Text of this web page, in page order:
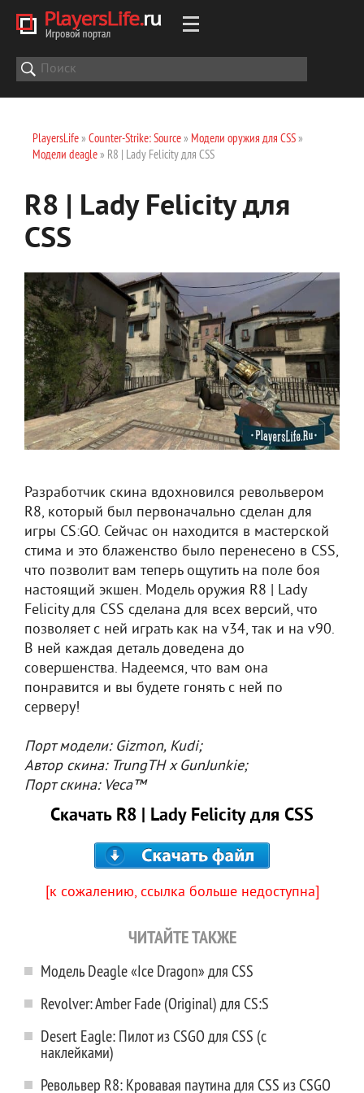
PlayersLife» Counter-Strike: Source» Модели оружия для CSS»
Модели deagle» R8 | Lady Felicity для CSS
R8 | Lady Felicity для
CSS
Разработчик скина вдохновился револьвером
R8, который был первоначально сделан для
игры CS:GO. Сейчас он находится в мастерской
стима и это блаженство было перенесено в CSS,
что позволит вам теперь ощутить на поле боя
настоящий экшен. Модель оружия R8 | Lady
Felicity для CSS сделана для всех версий, что
позволяет с ней играть как на v34, так и на v90.
В ней каждая деталь доведена до
совершенства. Надеемся, что вам она
понравится и вы будете гонять с ней по
серверу!
Порт модели: Gizmon, Kudi;
Автор скина: TrungTH x GunJunkie;
Порт скина: Veca™
Скачать R8 | Lady Felicity для CSS
[к сожалению, ссылка больше недоступна]
ЧИТАЙТЕ ТАКЖЕ
Модель Deagle «Ice Dragon» для CSS
Revolver: Amber Fade (Original) для CS:S
Desert Eagle: Пилот из CSGO для CSS (с
наклейками)
Револьвер R8: Кровавая паутина для CSS из CSGO